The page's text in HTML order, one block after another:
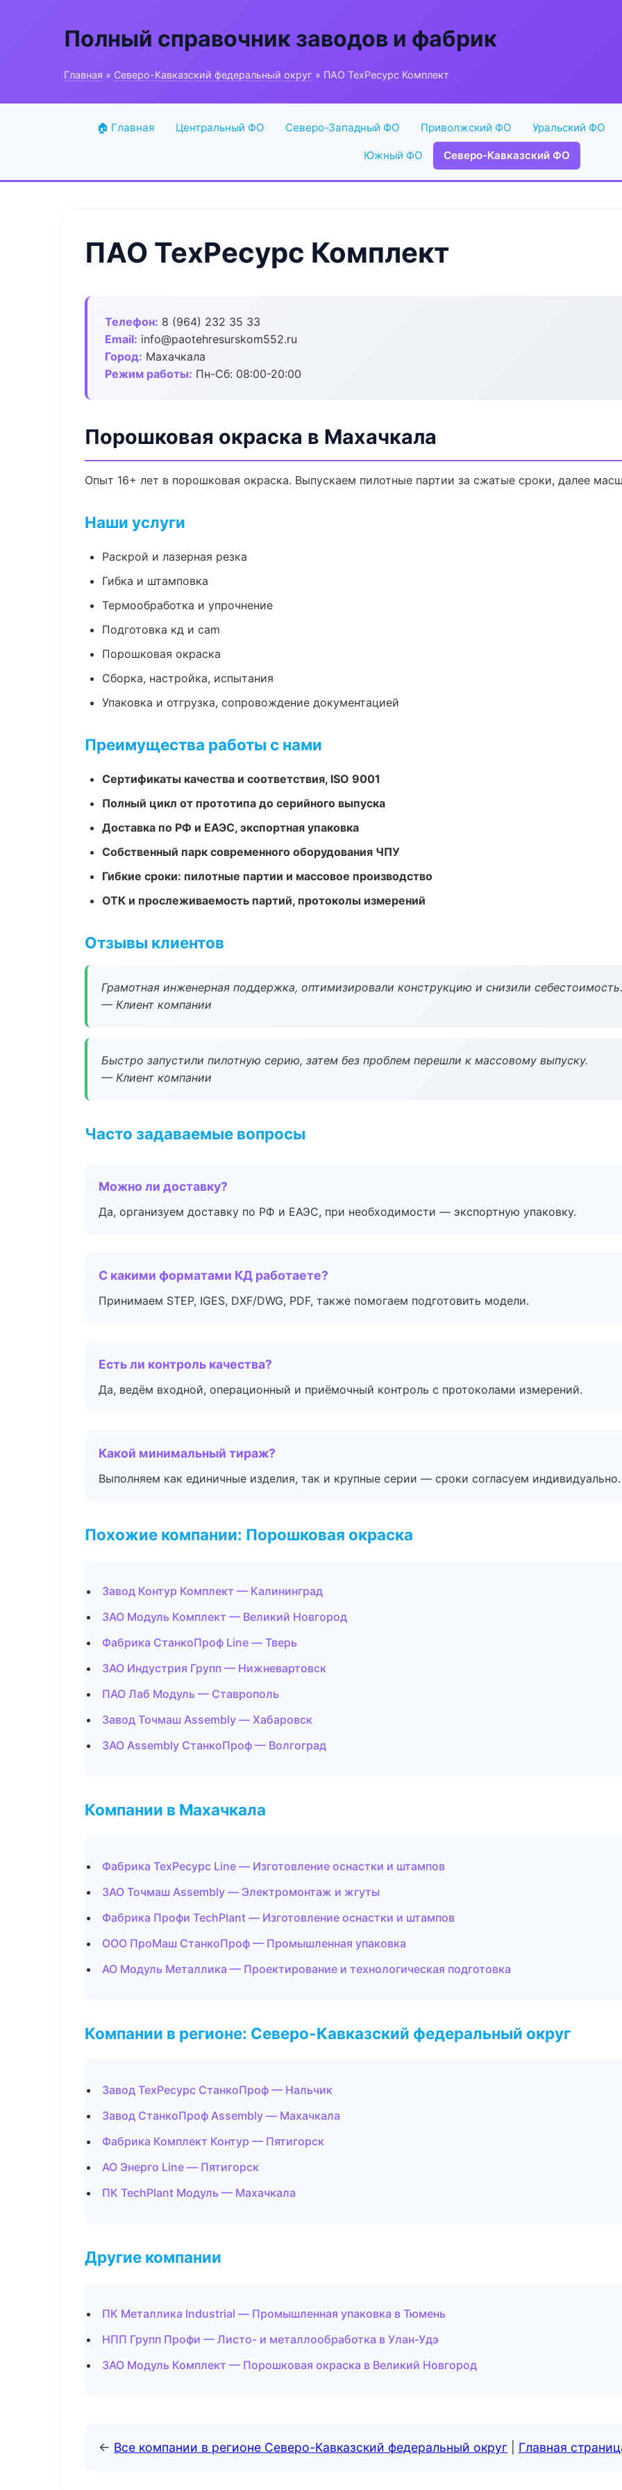
Полный справочник заводов и фабрик
Главная » Северо-Кавказский федеральный округ » ПАО ТехРесурс Комплект
🏠 Главная Центральный ФО Северо-Западный ФО Приволжский ФО Уральский ФО
Южный ФО Северо-Кавказский ФО
ПАО ТехРесурс Комплект
Телефон: 8 (964) 232 35 33
Email: info@paotehresurskom552.ru
Город: Махачкала
Режим работы: Пн-Сб: 08:00-20:00
Порошковая окраска в Махачкала
Опыт 16+ лет в порошковая окраска. Выпускаем пилотные партии за сжатые сроки, далее
Наши услуги
Раскрой и лазерная резка
Гибка и штамповка
Термообработка и упрочнение
Подготовка кд и cam
Порошковая окраска
Сборка, настройка, испытания
Упаковка и отгрузка, сопровождение документацией
Преимущества работы с нами
Сертификаты качества и соответствия, ISO 9001
Полный цикл от прототипа до серийного выпуска
Доставка по РФ и ЕАЭС, экспортная упаковка
Собственный парк современного оборудования ЧПУ
Гибкие сроки: пилотные партии и массовое производство
ОТК и прослеживаемость партий, протоколы измерений
Отзывы клиентов
Грамотная инженерная поддержка, оптимизировали конструкцию и снизили себестоимость.
— Клиент компании
Быстро запустили пилотную серию, затем без проблем перешли к массовому выпуску.
— Клиент компании
Часто задаваемые вопросы
Можно ли доставку?
Да, организуем доставку по РФ и ЕАЭС, при необходимости — экспортную упаковку.
С какими форматами КД работаете?
Принимаем STEP, IGES, DXF/DWG, PDF, также помогаем подготовить модели.
Есть ли контроль качества?
Да, ведём входной, операционный и приёмочный контроль с протоколами измерений.
Какой минимальный тираж?
Выполняем как единичные изделия, так и крупные серии — сроки согласуем индивидуально.
Похожие компании: Порошковая окраска
Завод Контур Комплект — Калининград
ЗАО Модуль Комплект — Великий Новгород
Фабрика СтанкоПроф Line — Тверь
ЗАО Индустрия Групп — Нижневартовск
ПАО Лаб Модуль — Ставрополь
Завод Точмаш Assembly — Хабаровск
ЗАО Assembly СтанкоПроф — Волгоград
Компании в Махачкала
Фабрика ТехРесурс Line — Изготовление оснастки и штампов
ЗАО Точмаш Assembly — Электромонтаж и жгуты
Фабрика Профи TechPlant — Изготовление оснастки и штампов
ООО ПроМаш СтанкоПроф — Промышленная упаковка
АО Модуль Металлика — Проектирование и технологическая подготовка
Компании в регионе: Северо-Кавказский федеральный округ
Завод ТехРесурс СтанкоПроф — Нальчик
Завод СтанкоПроф Assembly — Махачкала
Фабрика Комплект Контур — Пятигорск
АО Энерго Line — Пятигорск
ПК TechPlant Модуль — Махачкала
Другие компании
ПК Металлика Industrial — Промышленная упаковка в Тюмень
НПП Групп Профи — Листо- и металлообработка в Улан-Удэ
ЗАО Модуль Комплект — Порошковая окраска в Великий Новгород
← Все компании в регионе Северо-Кавказский федеральный округ Главная